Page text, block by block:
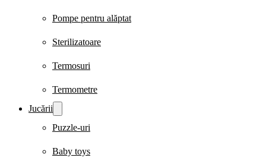
Pompe pentru alăptat
Sterilizatoare
Termosuri
Termometre
Jucării
Puzzle-uri
Baby toys